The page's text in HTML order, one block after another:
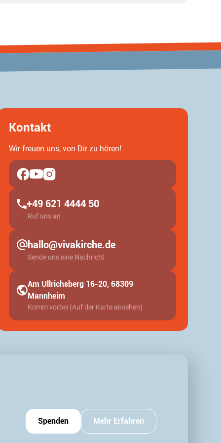
Kontakt
Wir freuen uns, von Dir zu hören!
+49 621 4444 50
Ruf uns an
hallo@vivakirche.de
Sende uns eine Nachricht
Am Ullrichsberg 16-20, 68309
Mannheim
Komm vorbei (Auf der Karte ansehen)
Spenden Mehr Erfahren